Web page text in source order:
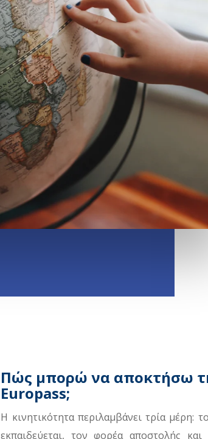
Πώς μπορώ να αποκτήσω
Europass;
Η κινητικότητα περιλαμβάνει τρία μέρη:
εκπαιδεύεται, τον φορέα αποστολής